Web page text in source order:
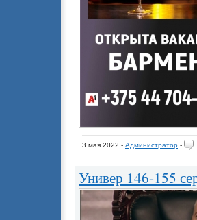
3 мая 2022 - Администратор -
Универ 146-155